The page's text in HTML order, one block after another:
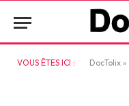
VOUS ÊTES ICI : DocTolix »